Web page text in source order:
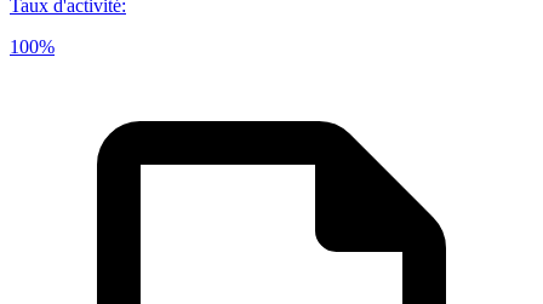
Taux d'activité:
100%